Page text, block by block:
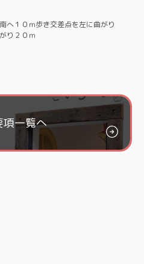
へ１０ｍ歩き交差点を左に曲がり
り２０ｍ
項一覧へ